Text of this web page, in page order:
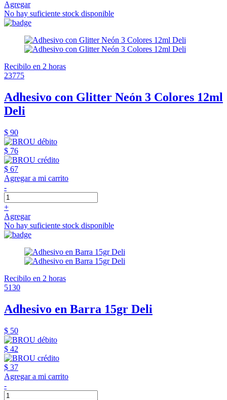
Agregar
No hay suficiente stock disponible
Recibilo en 2 horas
23775
Adhesivo con Glitter Neón 3 Colores 12ml
Deli
$ 90
$ 76
$ 67
Agregar a mi carrito
-
+
Agregar
No hay suficiente stock disponible
Recibilo en 2 horas
5130
Adhesivo en Barra 15gr Deli
$ 50
$ 42
$ 37
Agregar a mi carrito
-